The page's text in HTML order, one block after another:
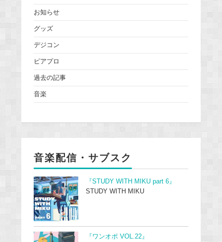
お知らせ
グッズ
デジコン
ピアプロ
過去の記事
音楽
音楽配信・サブスク
『STUDY WITH MIKU part 6』
STUDY WITH MIKU
『ワンオポ VOL.22』